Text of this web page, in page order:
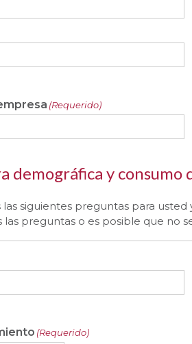
(Requerido)
demográfica y consumo
siguientes preguntas para usted
las preguntas o es posible que no
(Requerido)